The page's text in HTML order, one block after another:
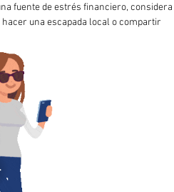
fuente de estrés financiero, considera
una escapada local o compartir